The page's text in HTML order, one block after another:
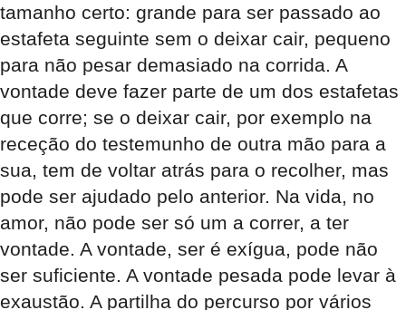
tamanho certo: grande para ser passado ao
estafeta seguinte sem o deixar cair, pequeno
para não pesar demasiado na corrida. A
vontade deve fazer parte de um dos estafetas
que corre; se o deixar cair, por exemplo na
receção do testemunho de outra mão para a
sua, tem de voltar atrás para o recolher, mas
pode ser ajudado pelo anterior. Na vida, no
amor, não pode ser só um a correr, a ter
vontade. A vontade, ser é exígua, pode não
ser suficiente. A vontade pesada pode levar à
exaustão. A partilha do percurso por vários